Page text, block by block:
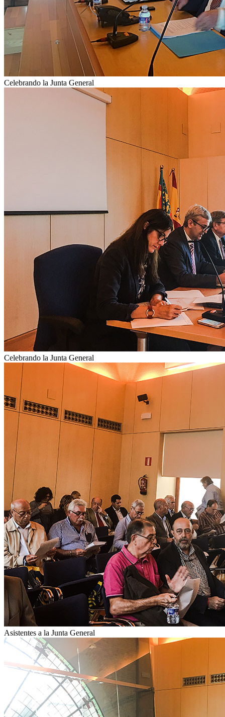
Celebrando la Junta General
Celebrando la Junta General
Asistentes a la Junta General